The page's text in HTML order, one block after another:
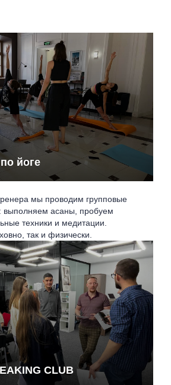
йоге
мы проводим групповые
выполняем асаны, пробуем
техники и медитации.
так и физически.
CLUB